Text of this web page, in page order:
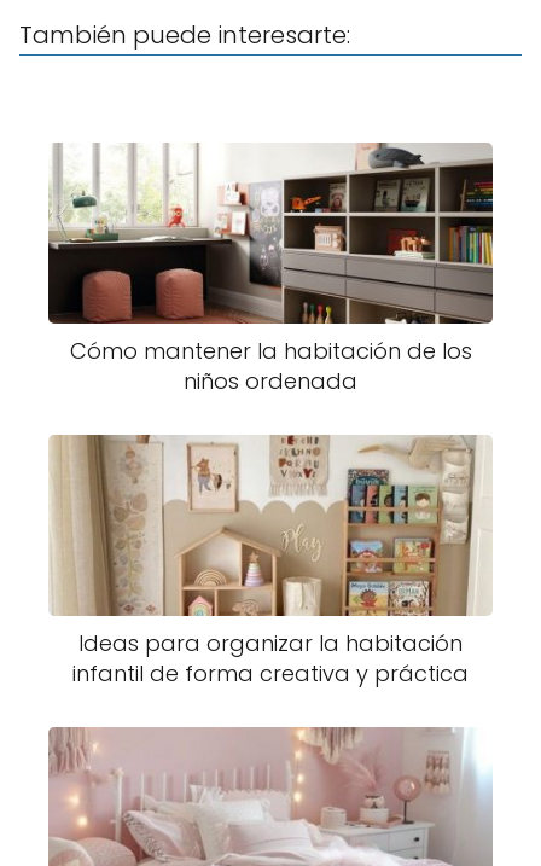
También puede interesarte:
Cómo mantener la habitación de los
niños ordenada
Ideas para organizar la habitación
infantil de forma creativa y práctica